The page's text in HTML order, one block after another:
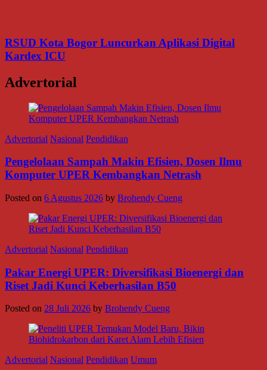
RSUD Kota Bogor Luncurkan Aplikasi Digital
Kardex ICU
Advertorial
Advertorial Nasional Pendidikan
Pengelolaan Sampah Makin Efisien, Dosen Ilmu
Komputer UPER Kembangkan Netrash
Posted on 6 Agustus 2026 by Brohendy Cueng
Advertorial Nasional Pendidikan
Pakar Energi UPER: Diversifikasi Bioenergi dan
Riset Jadi Kunci Keberhasilan B50
Posted on 28 Juli 2026 by Brohendy Cueng
Advertorial Nasional Pendidikan Umum